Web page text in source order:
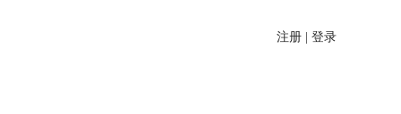
注册 | 登录